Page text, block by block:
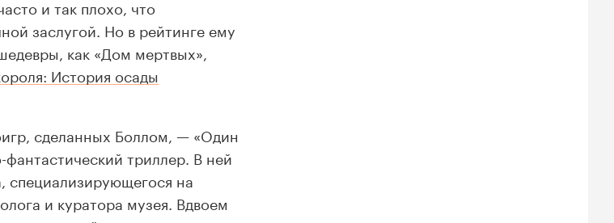
и так плохо, что
заслугой. Но в рейтинге ему
как «Дом мертвых»,
История осады
сделанных Боллом, — «Один
триллер. В ней
специализирующегося на
и куратора музея. Вдвоем